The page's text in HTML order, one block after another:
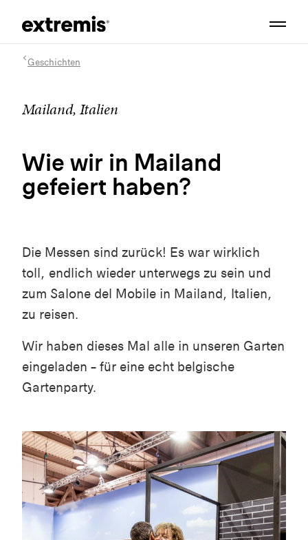
Geschichten
Mailand, Italien
Wie wir in Mailand
gefeiert haben?
Die Messen sind zurück! Es war wirklich
toll, endlich wieder unterwegs zu sein und
zum Salone del Mobile in Mailand, Italien,
zu reisen.
Wir haben dieses Mal alle in unseren Garten
eingeladen – für eine echt belgische
Gartenparty.